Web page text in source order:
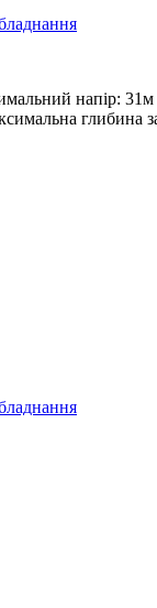
напір: